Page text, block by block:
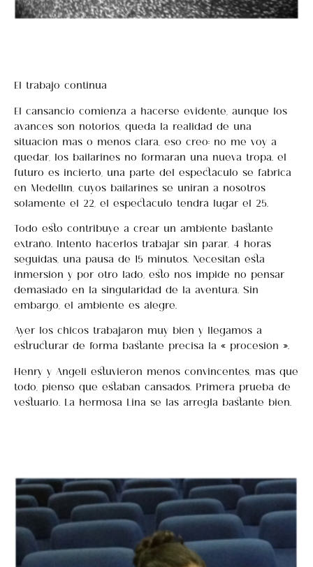
El trabajo continua
El cansancio comienza a hacerse evidente, aunque los
avances son notorios, queda la realidad de una
situación mas o menos clara, eso creo: no me voy a
quedar, los bailarines no formaran una nueva tropa… el
futuro es incierto, una parte del espectáculo se fabrica
en Medellín, cuyos bailarines se unirán a nosotros
solamente el 22, el espectáculo tendrá lugar el 25.
Todo esto contribuye a crear un ambiente bastante
extraño. Intento hacerlos trabajar sin parar, 4 horas
seguidas, una pausa de 15 minutos. Necesitan ésta
inmersión y por otro lado, esto nos impide no pensar
demasiado en la singularidad de la aventura. Sin
embargo, el ambiente es alegre.
Ayer los chicos trabajaron muy bien y llegamos a
estructurar de forma bastante precisa la « procesión ».
Henry y Angeli estuvieron menos convincentes, más que
todo, pienso que estaban cansados. Primera prueba de
vestuario. La hermosa Lina se las arregla bastante bien.